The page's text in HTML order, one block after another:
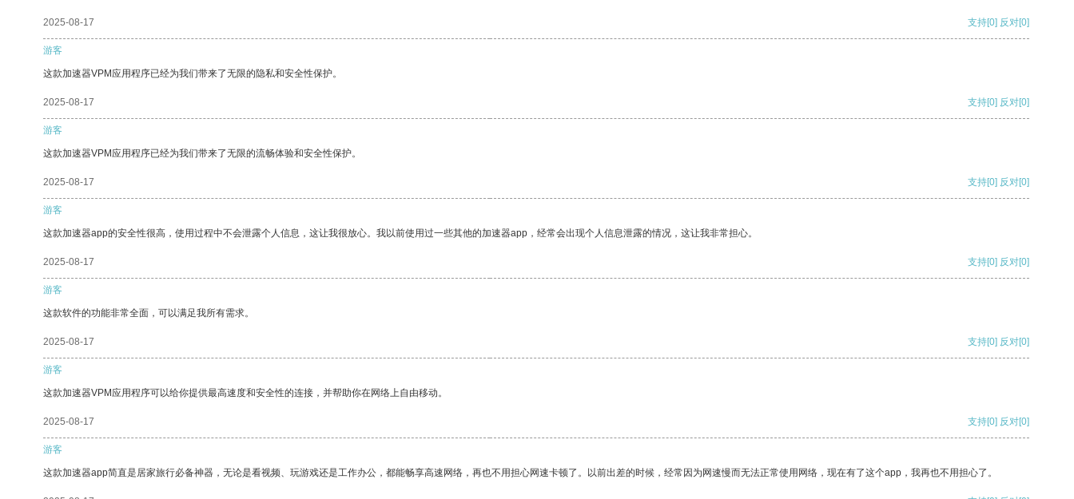
2025-08-17 支持[0] 反对[0]
游客
这款加速器VPM应用程序已经为我们带来了无限的隐私和安全性保护。
2025-08-17 支持[0] 反对[0]
游客
这款加速器VPM应用程序已经为我们带来了无限的流畅体验和安全性保护。
2025-08-17 支持[0] 反对[0]
游客
这款加速器app的安全性很高，使用过程中不会泄露个人信息，这让我很放心。我以前使用过一些其他的加速器app，经常会出现个人信息泄露的情况，这让我非常担心。
2025-08-17 支持[0] 反对[0]
游客
这款软件的功能非常全面，可以满足我所有需求。
2025-08-17 支持[0] 反对[0]
游客
这款加速器VPM应用程序可以给你提供最高速度和安全性的连接，并帮助你在网络上自由移动。
2025-08-17 支持[0] 反对[0]
游客
这款加速器app简直是居家旅行必备神器，无论是看视频、玩游戏还是工作办公，都能畅享高速网络，再也不用担心网速卡顿了。以前出差的时候，经常因为网速慢而无法正常使用网络，现在有了这个app，我再也不用担心了。